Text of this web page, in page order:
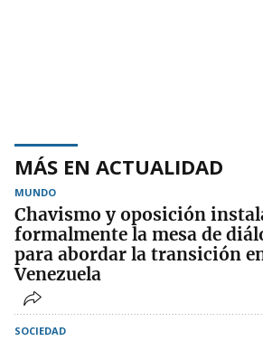
MÁS EN ACTUALIDAD
MUNDO
Chavismo y oposición
formalmente la mesa de
para abordar la transición
Venezuela
SOCIEDAD